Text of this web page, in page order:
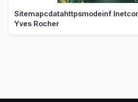
Sitemapcdatahttpsmodeinf
Yves Rocher